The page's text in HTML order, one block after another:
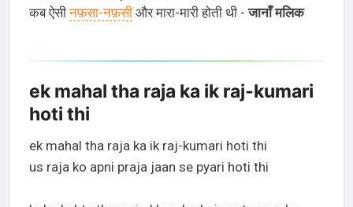
कब ऐसीनफ़सा-नफ़सीऔर मारा-मारी होती थी -जानाँ मलिक
ek mahal tha raja ka ik raj-kumari
hoti thi
ek mahal tha raja ka ik raj-kumari hoti thi
us raja ko apni praja jaan se pyari hoti thi